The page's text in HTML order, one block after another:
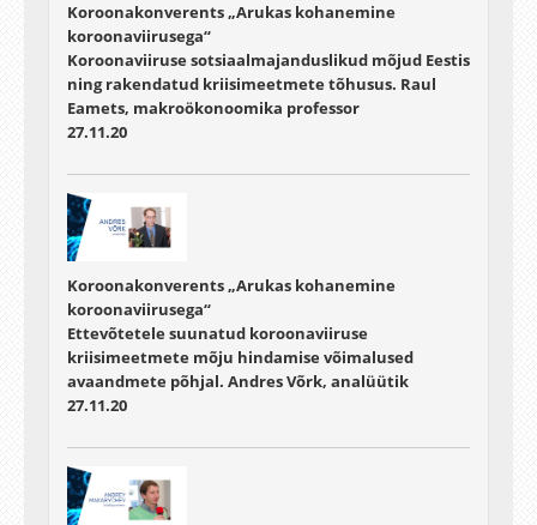
Koroonakonverents „Arukas kohanemine
koroonaviirusega“
Koroonaviiruse sotsiaalmajanduslikud mõjud Eestis
ning rakendatud kriisimeetmete tõhusus. Raul
Eamets, makroökonoomika professor
27.11.20
Koroonakonverents „Arukas kohanemine
koroonaviirusega“
Ettevõtetele suunatud koroonaviiruse
kriisimeetmete mõju hindamise võimalused
avaandmete põhjal. Andres Võrk, analüütik
27.11.20